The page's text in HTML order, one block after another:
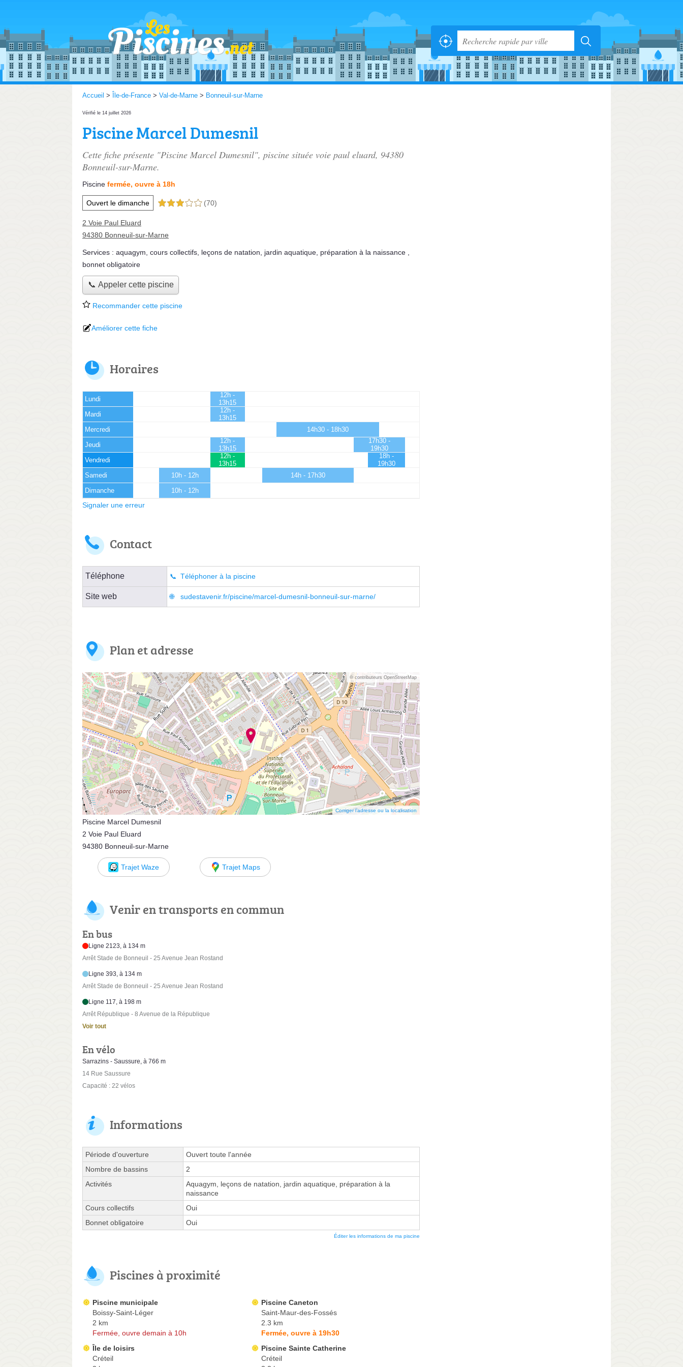
Accueil > Île-de-France > Val-de-Marne > Bonneuil-sur-Marne
Vérifié le 14 juillet 2026
Piscine Marcel Dumesnil
Cette fiche présente "Piscine Marcel Dumesnil", piscine située voie paul eluard, 94380
Bonneuil-sur-Marne.
Piscine fermée, ouvre à 18h
Ouvert le dimanche 3,0 étoiles sur 5 (70)
2 Voie Paul Eluard
94380 Bonneuil-sur-Marne
Services : aquagym cours collectifs leçons de natation jardin aquatique préparation à la naissance
bonnet obligatoire
📞 Appeler cette piscine
Recommander cette piscine
Améliorer cette fiche
Horaires
Lundi
12h -
13h15
Mardi
12h -
13h15
Mercredi
14h30 - 18h30
Jeudi
12h -
13h15
17h30 -
19h30
Vendredi
12h -
13h15
18h -
19h30
Samedi
10h - 12h 14h - 17h30
Dimanche 10h - 12h
Signaler une erreur
Contact
Téléphone Téléphoner à la piscine
Site web sudestavenir.fr/piscine/marcel-dumesnil-bonneuil-sur-marne/
Plan et adresse
© contributeurs OpenStreetMap
Corriger l’adresse ou la localisation
Piscine Marcel Dumesnil
2 Voie Paul Eluard
94380 Bonneuil-sur-Marne
Trajet Waze Trajet Maps
Venir en transports en commun
En bus
Ligne 2123, à 134 m
Arrêt Stade de Bonneuil - 25 Avenue Jean Rostand
Ligne 393, à 134 m
Arrêt Stade de Bonneuil - 25 Avenue Jean Rostand
Ligne 117, à 198 m
Arrêt République - 8 Avenue de la République
Voir tout
En vélo
Sarrazins - Saussure, à 766 m
14 Rue Saussure
Capacité : 22 vélos
Informations
Période d'ouverture
Ouvert toute l'année
Nombre de bassins
2
Activités
Aquagym, leçons de natation, jardin aquatique, préparation à la
naissance
Cours collectifs
Oui
Bonnet obligatoire
Oui
Éditer les informations de ma piscine
Piscines à proximité
Piscine municipale
Boissy-Saint-Léger
2 km
Fermée, ouvre demain à 10h
Piscine Caneton
Saint-Maur-des-Fossés
2.3 km
Fermée, ouvre à 19h30
Île de loisirs
Créteil
Piscine Sainte Catherine
Créteil